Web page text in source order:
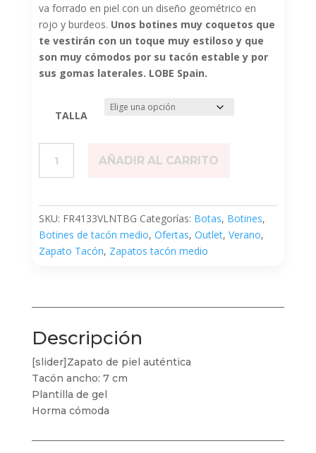
va forrado en piel con un diseño geométrico en
rojo y burdeos. Unos botines muy coquetos que
te vestirán con un toque muy estiloso y que
son muy cómodos por su tacón estable y por
sus gomas laterales. LOBE Spain.
TALLA
Beige
AÑADIR AL CARRITO
SKU: FR4133VLNTBG Categorías: Botas, Botines,
Botines de tacón medio, Ofertas, Outlet, Verano,
Zapato Tacón, Zapatos tacón medio
Descripción
[slider]Zapato de piel auténtica
Tacón ancho: 7 cm
Plantilla de gel
Horma cómoda